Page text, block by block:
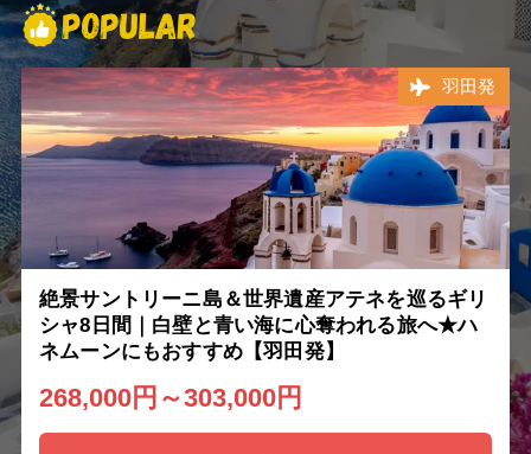
羽田発
絶景サントリーニ島＆世界遺産アテネを巡るギリ
シャ8日間｜白壁と青い海に心奪われる旅へ★ハ
ネムーンにもおすすめ【羽田発】
268,000円～303,000円